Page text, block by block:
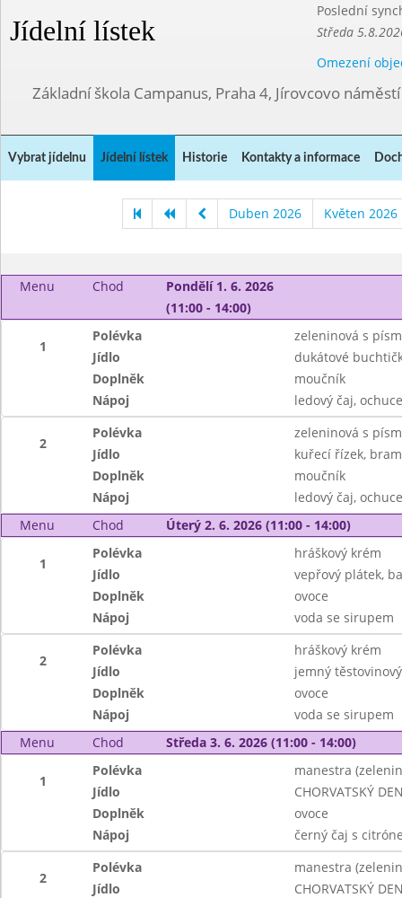
Jídelní lístek
Poslední
Středa
Omezení
Základní škola Campanus, Praha 4, Jírovcovo
Vybrat jídelnu Jídelní lístek Historie Kontakty a informace
Duben 2026 Květen 2026
Menu Chod
Pondělí 1. 6. 2026
(11:00 - 14:00)
1
Polévka
zeleninová s
Jídlo
dukátové
Doplněk
moučník
Nápoj
ledový čaj,
2
Polévka
zeleninová s
Jídlo
kuřecí řízek,
Doplněk
moučník
Nápoj
ledový čaj,
Menu
Chod Úterý 2. 6. 2026 (11:00 - 14:00)
1
Polévka
hráškový krém
Jídlo
vepřový plátek,
Doplněk
ovoce
Nápoj
voda se sirupem
2
Polévka
hráškový krém
Jídlo
jemný
Doplněk
ovoce
Nápoj
voda se sirupem
Menu
Chod Středa 3. 6. 2026 (11:00 - 14:00)
1
Polévka
manestra
Jídlo
CHORVATSKÝ
Doplněk
ovoce
Nápoj
černý čaj s
2
Polévka
manestra
Jídlo
CHORVATSKÝ